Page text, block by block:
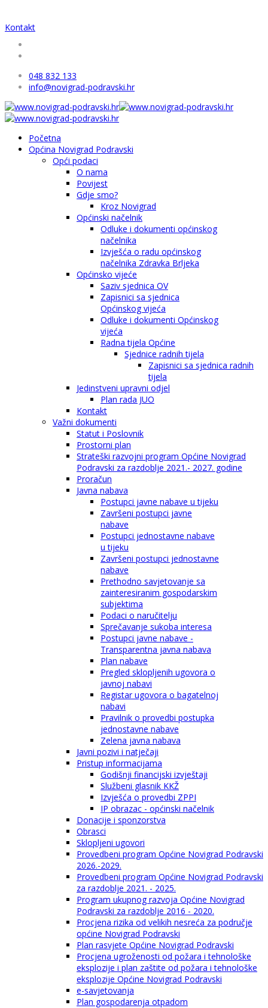
Kontakt
048 832 133
info@novigrad-podravski.hr
Početna
Općina Novigrad Podravski
Opći podaci
O nama
Povijest
Gdje smo?
Kroz Novigrad
Općinski načelnik
Odluke i dokumenti općinskog
načelnika
Izvješća o radu općinskog
načelnika Zdravka Brljeka
Općinsko vijeće
Saziv sjednica OV
Zapisnici sa sjednica
Općinskog vijeća
Odluke i dokumenti Općinskog
vijeća
Radna tijela Općine
Sjednice radnih tijela
Zapisnici sa sjednica radnih
tijela
Jedinstveni upravni odjel
Plan rada JUO
Kontakt
Važni dokumenti
Statut i Poslovnik
Prostorni plan
Strateški razvojni program Općine Novigrad
Podravski za razdoblje 2021.- 2027. godine
Proračun
Javna nabava
Postupci javne nabave u tijeku
Završeni postupci javne
nabave
Postupci jednostavne nabave
u tijeku
Završeni postupci jednostavne
nabave
Prethodno savjetovanje sa
zainteresiranim gospodarskim
subjektima
Podaci o naručitelju
Sprečavanje sukoba interesa
Postupci javne nabave -
Transparentna javna nabava
Plan nabave
Pregled sklopljenih ugovora o
javnoj nabavi
Registar ugovora o bagatelnoj
nabavi
Pravilnik o provedbi postupka
jednostavne nabave
Zelena javna nabava
Javni pozivi i natječaji
Pristup informacijama
Godišnji financijski izvještaji
Službeni glasnik KKŽ
Izvješća o provedbi ZPPI
IP obrazac - općinski načelnik
Donacije i sponzorstva
Obrasci
Sklopljeni ugovori
Provedbeni program Općine Novigrad Podravski
2026.-2029.
Provedbeni program Općine Novigrad Podravski
za razdoblje 2021. - 2025.
Program ukupnog razvoja Općine Novigrad
Podravski za razdoblje 2016 - 2020.
Procjena rizika od velikih nesreća za područje
općine Novigrad Podravski
Plan rasvjete Općine Novigrad Podravski
Procjena ugroženosti od požara i tehnološke
eksplozije i plan zaštite od požara i tehnološke
eksplozije Općine Novigrad Podravski
e-savjetovanja
Plan gospodarenja otpadom